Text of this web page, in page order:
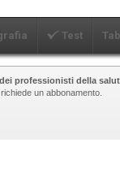
Test
professionisti della
un abbonamento.